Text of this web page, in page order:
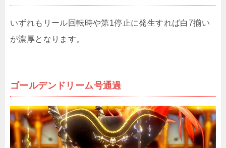
いずれもリール回転時や第1停止に発生すれば白7揃い
が濃厚となります。
ゴールデンドリーム号通過